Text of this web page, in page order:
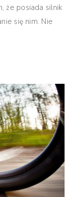
że posiada silnik
się nim. Nie